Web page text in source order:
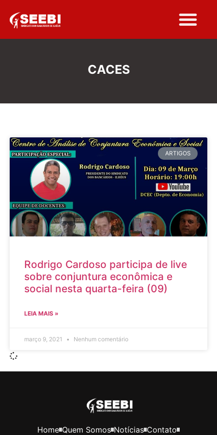
CACES
ARTIGOS
Rodrigo Cardoso participa de live
sobre conjuntura econômica e
social nesta quarta-feira (09)
LEIA MAIS »
março 9, 2021 Nenhum comentário
Home Quem Somos Notícias Contato